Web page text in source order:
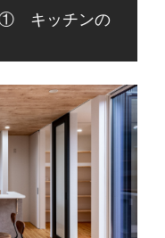
① キッチンの